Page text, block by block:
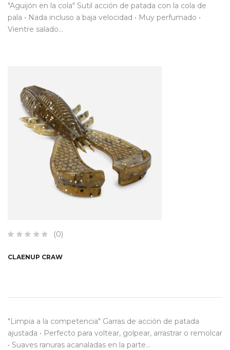
"Aguijón en la cola" Sutil acción de patada con la cola de
pala • Nada incluso a baja velocidad • Muy perfumado •
Vientre salado…
(0)
CLAENUP CRAW
"Limpia a la competencia" Garras de acción de patada
ajustada • Perfecto para voltear, golpear, arrastrar o remolcar
• Suaves ranuras acanaladas en la parte…